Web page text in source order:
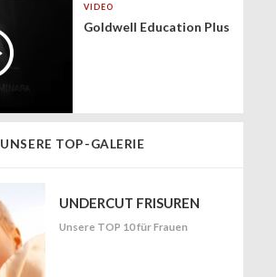
VIDEO
Goldwell Education Plus
UNSERE TOP-GALERIE
UNDERCUT FRISUREN
Unsere TOP 10 für Frauen